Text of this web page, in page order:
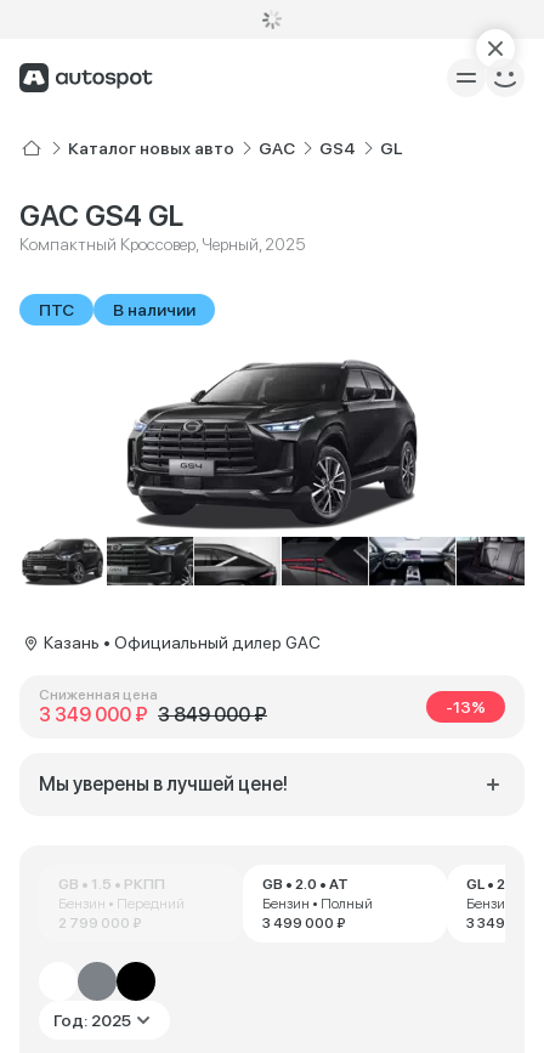
Каталог новых авто GAC GS4 GL
GAC GS4 GL
Компактный Кроссовер, Черный, 2025
ПТС В наличии
GB • 1.5 • РКПП
Бензин • Передний
2 799 000 ₽
GB • 2.0 • AT
Бензин • Полный
3 499 000 ₽
GL • 2.0 •
Бензин •
3 349 000
Год: 2025
Казань • Официальный дилер GAC
Сниженная цена
3 349 000 ₽ 3 849 000 ₽ -13%
Мы уверены в лучшей цене!